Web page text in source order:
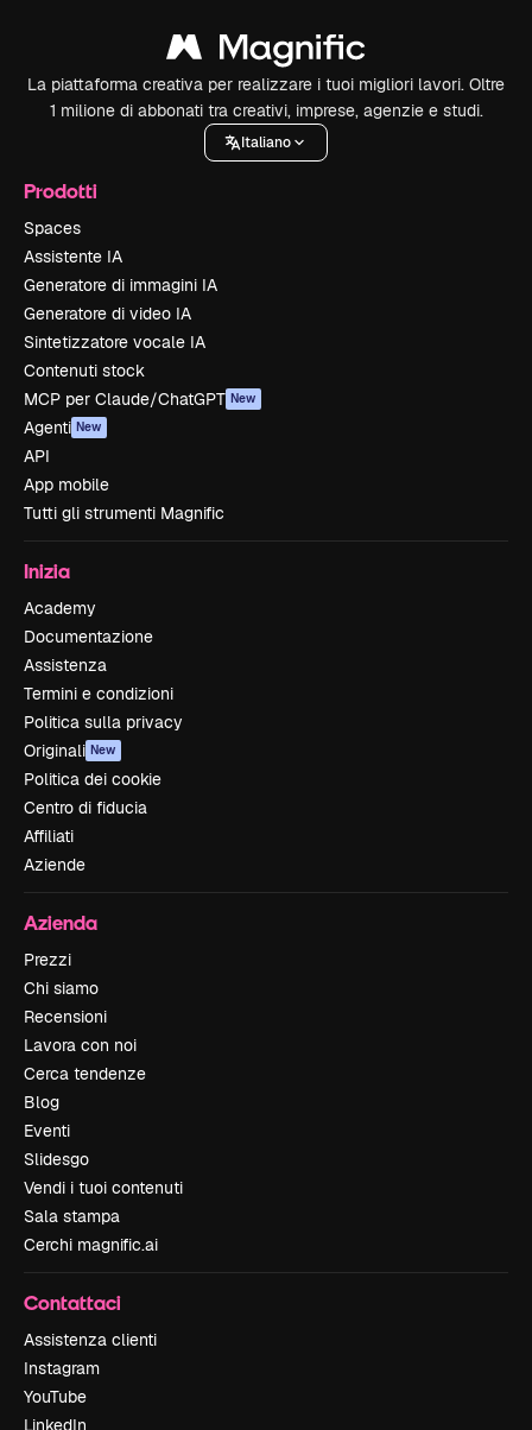
La piattaforma creativa per realizzare i tuoi migliori lavori. Oltre
1 milione di abbonati tra creativi, imprese, agenzie e studi.
Italiano
Prodotti
Spaces
Assistente IA
Generatore di immagini IA
Generatore di video IA
Sintetizzatore vocale IA
Contenuti stock
MCP per Claude/ChatGPT New
Agenti New
API
App mobile
Tutti gli strumenti Magnific
Inizia
Academy
Documentazione
Assistenza
Termini e condizioni
Politica sulla privacy
Originali New
Politica dei cookie
Centro di fiducia
Affiliati
Aziende
Azienda
Prezzi
Chi siamo
Recensioni
Lavora con noi
Cerca tendenze
Blog
Eventi
Slidesgo
Vendi i tuoi contenuti
Sala stampa
Cerchi magnific.ai
Contattaci
Assistenza clienti
Instagram
YouTube
LinkedIn